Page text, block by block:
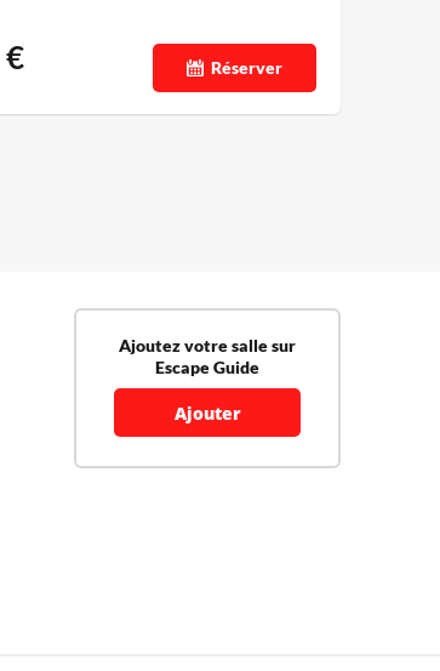
€ Réserver
Ajoutez votre salle sur
Escape Guide
Ajouter